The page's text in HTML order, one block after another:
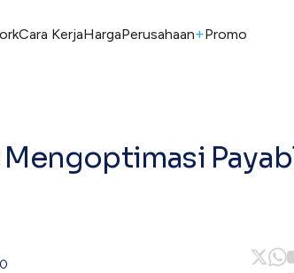
Cara KerjaHargaPerusahaan+Promo
Mengoptimasi